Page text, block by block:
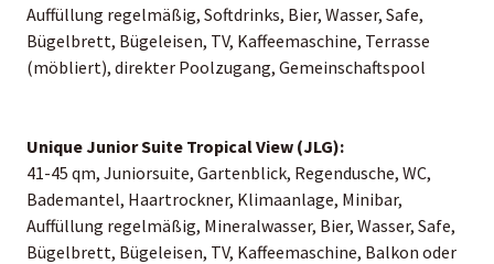
Auffüllung regelmäßig, Softdrinks, Bier, Wasser, Safe,
Bügelbrett, Bügeleisen, TV, Kaffeemaschine, Terrasse
(möbliert), direkter Poolzugang, Gemeinschaftspool
Unique Junior Suite Tropical View (JLG):
41-45 qm, Juniorsuite, Gartenblick, Regendusche, WC,
Bademantel, Haartrockner, Klimaanlage, Minibar,
Auffüllung regelmäßig, Mineralwasser, Bier, Wasser, Safe,
Bügelbrett, Bügeleisen, TV, Kaffeemaschine, Balkon oder